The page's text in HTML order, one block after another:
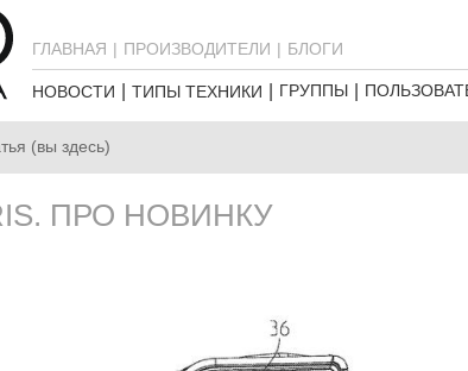
ГЛАВНАЯ ПРОИЗВОДИТЕЛИ БЛОГИ
НОВОСТИ ТИПЫ ТЕХНИКИ ГРУППЫ
(вы здесь)
ПРО НОВИНКУ